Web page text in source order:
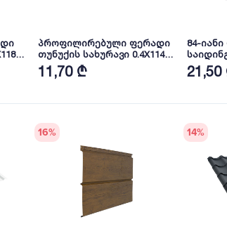
პროფილირებული ფერადი
თუნუქის სახურავი 0.4X1140
პრიალა RAL8019 NOVA
11,70 ₾
84-
WOOD
21,50
16% 14%